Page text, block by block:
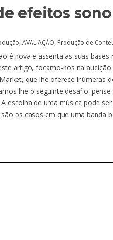
efeitos
, AVALIAÇÃO, Produção de
é nova e assenta as suas
artigo, focamo-nos na
que lhe oferece inúmeras
lhe o seguinte desafio:
escolha de uma música pode
os casos em que uma banda